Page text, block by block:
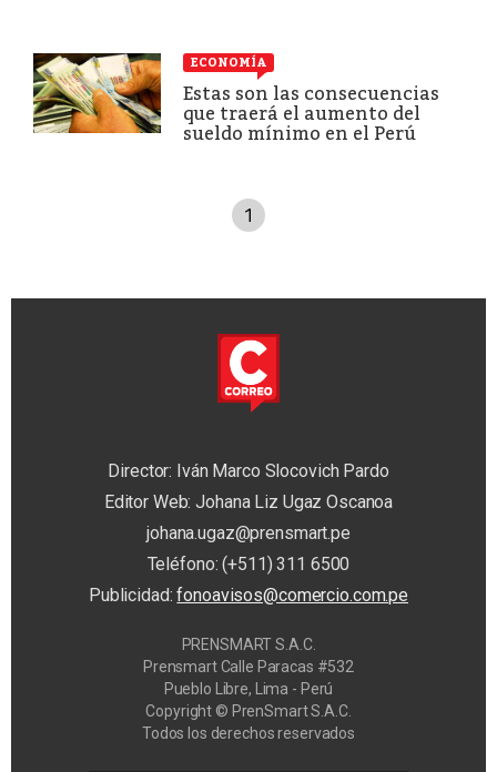
ECONOMÍA
Estas son las consecuencias
que traerá el aumento del
sueldo mínimo en el Perú
1
Director: Iván Marco Slocovich Pardo
Editor Web: Johana Liz Ugaz Oscanoa
johana.ugaz@prensmart.pe
Teléfono: (+511) 311 6500
Publicidad:fonoavisos@comercio.com.pe
PRENSMART S.A.C.
Prensmart Calle Paracas #532
Pueblo Libre, Lima - Perú
Copyright © PrenSmart S.A.C.
Todos los derechos reservados